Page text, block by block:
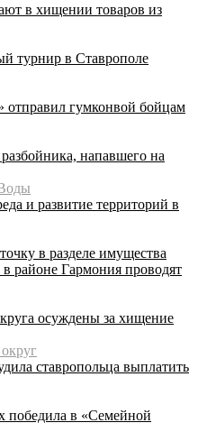
в хищении товаров из
турнир в Ставрополе
отправил гумконвой бойцам
напавшего на
и развитие территорий в
в разделе имущества
районе Гармония проводят
осуждены за хищение
ставропольца выплатить
победила в «Семейной